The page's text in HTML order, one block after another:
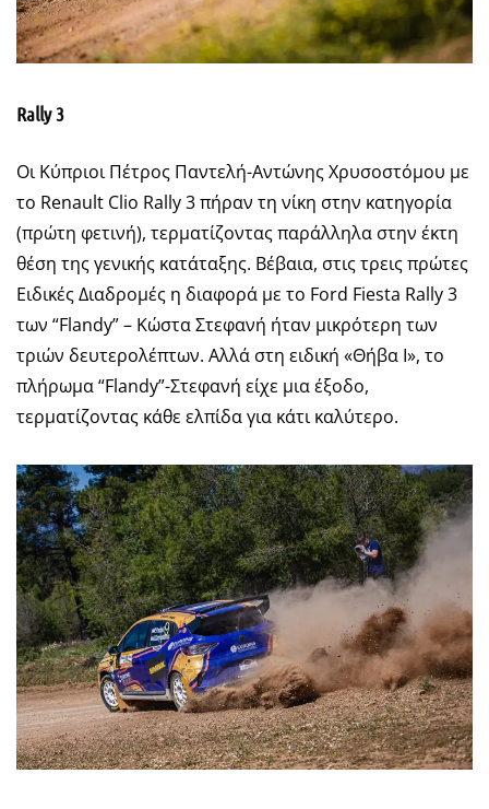
Rally 3
Oι Κύπριοι Πέτρος Παντελή-Αντώνης Χρυσοστόμου με
το Renault Clio Rally 3 πήραν τη νίκη στην κατηγορία
(πρώτη φετινή), τερματίζοντας παράλληλα στην έκτη
θέση της γενικής κατάταξης. Βέβαια, στις τρεις πρώτες
Ειδικές Διαδρομές η διαφορά με το Ford Fiesta Rally 3
των “Flandy” – Κώστα Στεφανή ήταν μικρότερη των
τριών δευτερολέπτων. Αλλά στη ειδική «Θήβα Ι», το
πλήρωμα “Flandy”-Στεφανή είχε μια έξοδο,
τερματίζοντας κάθε ελπίδα για κάτι καλύτερο.